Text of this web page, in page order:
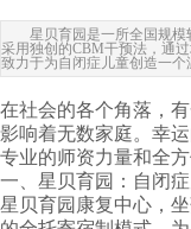
星贝育园是一所全国规
采用独创的CBM干预法，通
致力于为自闭症儿童创造一
在社会的各个角落，
影响着无数家庭。幸
专业的师资力量和全
一、星贝育园：自闭
星贝育园康复中心，